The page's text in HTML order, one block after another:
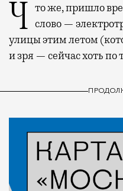
Что же, пришло время учить еще одно новое слово —
улицы этим летом
и зря — сейчас хоть